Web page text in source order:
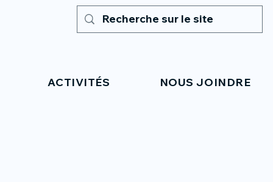
ACTIVITÉS NOUS JOINDRE